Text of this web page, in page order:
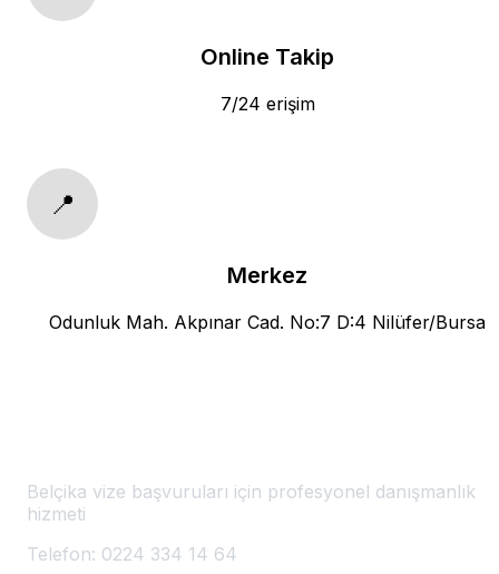
Online Takip
7/24 erişim
📍
Merkez
Odunluk Mah. Akpınar Cad. No:7 D:4 Nilüfer/Bursa
Belçika vize başvuruları için profesyonel danışmanlık
hizmeti
Telefon: 0224 334 14 64